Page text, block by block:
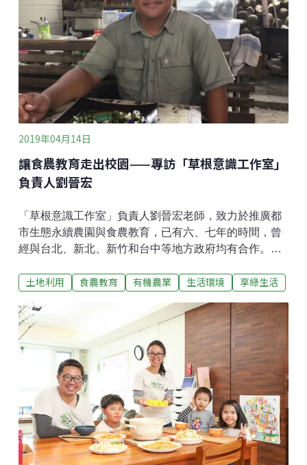
響，從2018年用電數字來看，佔了全社總用電量73%的
站所用電，有六成以上較2017年下降（19個站所增加、
33個站所減少），而倉庫與辦公室的年度用電則一共減
少了四萬多度！台南分社組織課課長洪靖惠表示，合作
社推動節電撲滿活動後，除了對社員舉辦講座，人資部
在研習進修課程編排上，也針對職員、站務開辦相關課
程以及活動推廣，影響了同仁日常節電的觀念，裡裡
2019年04月14日
讓食農教育走出校園——專訪「草根意識工作室」
負責人劉晉宏
「草根意識工作室」負責人劉晉宏老師，致力於推廣都
市生態永續農園與食農教育，已有六、七年的時間，曾
經與台北、新北、新竹和台中等地方政府均有合作。以
行現場，有許多獨到的見解。 這一天，我們和他在新竹
農教育的種種。他總以一種鋪陳深遠的方式，不時搭配
爽朗的笑聲，和我們深談食農教育的種種。「食農教育
可以觸及的社會議題層面太廣了，環境教育、在地文
化、產業經濟都有關，食農教育幾乎無所不在。」劉晉
宏說。鄉村食農教育現場：沒有農夫的未來？首先，食
農教育的主要實施場域一直是學校，經過多年推廣，成
為許多學校的特色課程發展目標。劉晉宏多次在中小學
帶宣導活動，從城市到鄉村，過程中他發現，同樣是推
展食農教育，城市和鄉村的操作方式是很不同的。劉晉
宏感慨地說，每次在農村問小朋友，長大想當農夫的舉
土地利用 食農教育 有機農業 生活環境 享綠生活